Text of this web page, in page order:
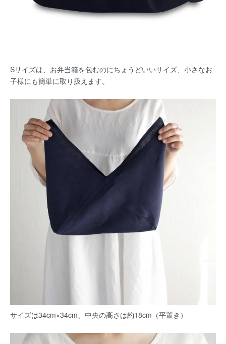
Sサイズは、お弁当箱を包むのにちょうどいいサイズ、小さなお
子様にも簡単に取り扱えます。
サイズは34cm×34cm、中央の高さは約18cm（平置き）